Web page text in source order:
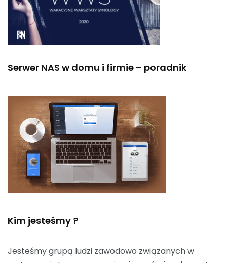
Serwer NAS w domu i firmie – poradnik
Kim jesteśmy ?
Jesteśmy grupą ludzi zawodowo związanych w